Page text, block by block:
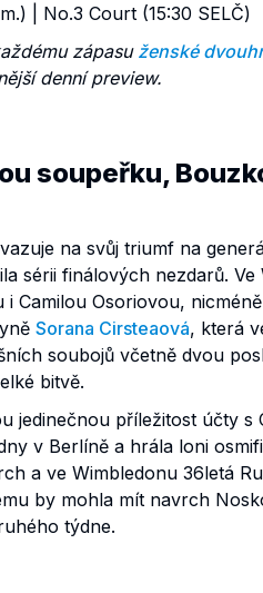
| No.3 Court (15:30 SELČ)
zápasu ženské
denní preview.
soupeřku,
na svůj triumf na
sérii finálových nezdarů. Ve
Camilou Osoriovou,
Sorana Cirsteaová, která
soubojů včetně dvou
bitvě.
jedinečnou příležitost účty s
v Berlíně a hrála loni
a ve Wimbledonu 36letá
by mohla mít navrch
týdne.